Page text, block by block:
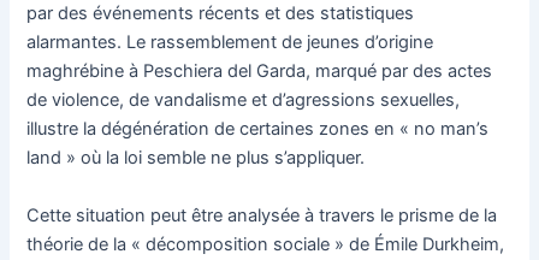
par des événements récents et des statistiques
alarmantes. Le rassemblement de jeunes d’origine
maghrébine à Peschiera del Garda, marqué par des actes
de violence, de vandalisme et d’agressions sexuelles,
illustre la dégénération de certaines zones en « no man’s
land » où la loi semble ne plus s’appliquer.
Cette situation peut être analysée à travers le prisme de la
théorie de la « décomposition sociale » de Émile Durkheim,